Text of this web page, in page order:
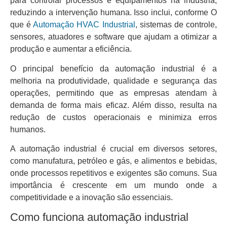
reduzindo a intervenção humana. Isso inclui, conforme O
que éAutomação HVAC Industrial , sistemas de controle,
sensores, atuadores e software que ajudam a otimizar a
produção e aumentar a eficiência.
O principal benefício da automação industrial é a
melhoria na produtividade, qualidade e segurança das
operações, permitindo que as empresas atendam à
demanda de forma mais eficaz. Além disso, resulta na
redução de custos operacionais e minimiza erros
humanos.
A automação industrial é crucial em diversos setores,
como manufatura, petróleo e gás, e alimentos e bebidas,
onde processos repetitivos e exigentes são comuns. Sua
importância é crescente em um mundo onde a
competitividade e a inovação são essenciais.
Como funciona automação industrial